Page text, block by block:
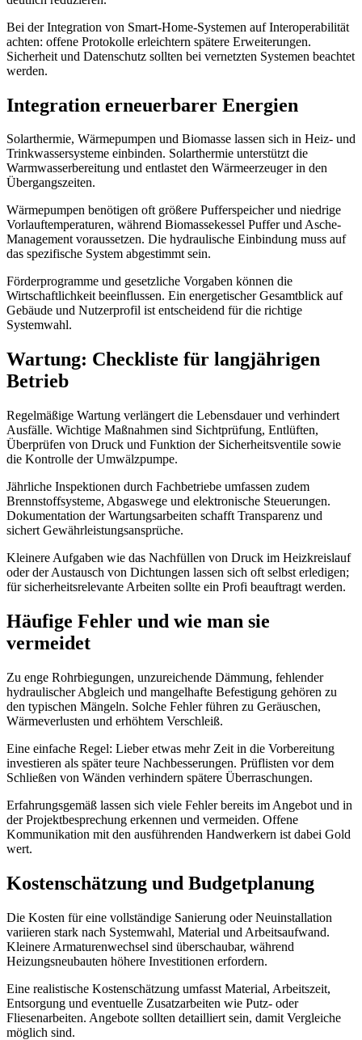
Bei der Integration von Smart-Home-Systemen auf Interoperabilität
achten: offene Protokolle erleichtern spätere Erweiterungen.
Sicherheit und Datenschutz sollten bei vernetzten Systemen beachtet
werden.
Integration erneuerbarer Energien
Solarthermie, Wärmepumpen und Biomasse lassen sich in Heiz- und
Trinkwassersysteme einbinden. Solarthermie unterstützt die
Warmwasserbereitung und entlastet den Wärmeerzeuger in den
Übergangszeiten.
Wärmepumpen benötigen oft größere Pufferspeicher und niedrige
Vorlauftemperaturen, während Biomassekessel Puffer und Asche-
Management voraussetzen. Die hydraulische Einbindung muss auf
das spezifische System abgestimmt sein.
Förderprogramme und gesetzliche Vorgaben können die
Wirtschaftlichkeit beeinflussen. Ein energetischer Gesamtblick auf
Gebäude und Nutzerprofil ist entscheidend für die richtige
Systemwahl.
Wartung: Checkliste für langjährigen
Betrieb
Regelmäßige Wartung verlängert die Lebensdauer und verhindert
Ausfälle. Wichtige Maßnahmen sind Sichtprüfung, Entlüften,
Überprüfen von Druck und Funktion der Sicherheitsventile sowie
die Kontrolle der Umwälzpumpe.
Jährliche Inspektionen durch Fachbetriebe umfassen zudem
Brennstoffsysteme, Abgaswege und elektronische Steuerungen.
Dokumentation der Wartungsarbeiten schafft Transparenz und
sichert Gewährleistungsansprüche.
Kleinere Aufgaben wie das Nachfüllen von Druck im Heizkreislauf
oder der Austausch von Dichtungen lassen sich oft selbst erledigen;
für sicherheitsrelevante Arbeiten sollte ein Profi beauftragt werden.
Häufige Fehler und wie man sie
vermeidet
Zu enge Rohrbiegungen, unzureichende Dämmung, fehlender
hydraulischer Abgleich und mangelhafte Befestigung gehören zu
den typischen Mängeln. Solche Fehler führen zu Geräuschen,
Wärmeverlusten und erhöhtem Verschleiß.
Eine einfache Regel: Lieber etwas mehr Zeit in die Vorbereitung
investieren als später teure Nachbesserungen. Prüflisten vor dem
Schließen von Wänden verhindern spätere Überraschungen.
Erfahrungsgemäß lassen sich viele Fehler bereits im Angebot und in
der Projektbesprechung erkennen und vermeiden. Offene
Kommunikation mit den ausführenden Handwerkern ist dabei Gold
wert.
Kostenschätzung und Budgetplanung
Die Kosten für eine vollständige Sanierung oder Neuinstallation
variieren stark nach Systemwahl, Material und Arbeitsaufwand.
Kleinere Armaturenwechsel sind überschaubar, während
Heizungsneubauten höhere Investitionen erfordern.
Eine realistische Kostenschätzung umfasst Material, Arbeitszeit,
Entsorgung und eventuelle Zusatzarbeiten wie Putz- oder
Fliesenarbeiten. Angebote sollten detailliert sein, damit Vergleiche
möglich sind.